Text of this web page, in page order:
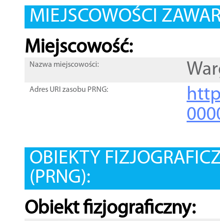
MIEJSCOWOŚCI
Miejscowość:
Nazwa miejscowości:
Adres URI zasobu PRNG:
OBIEKTY
(PRNG):
Obiekt fizjograficzny: